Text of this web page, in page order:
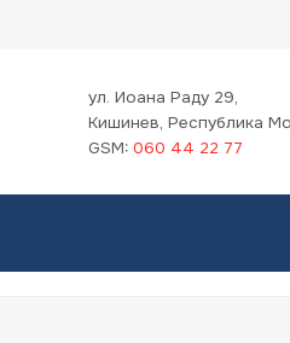
ул. Иоана Раду 29,
Кишинев, Республика
GSM: 060 44 22 77